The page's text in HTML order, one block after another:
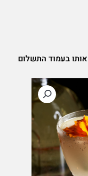
אותו בעמוד התשלום